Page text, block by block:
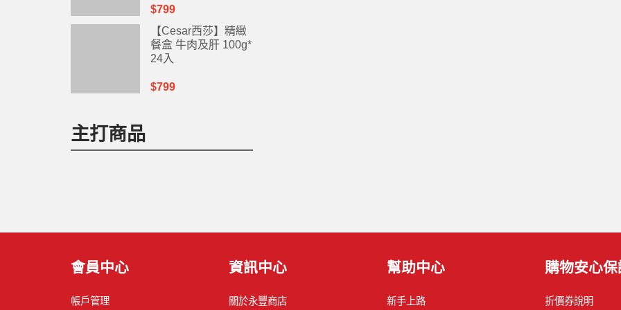
$799
【Cesar西莎】精緻
餐盒 牛肉及肝 100g*
24入
$799
主打商品
會員中心
帳戶管理
資訊中心
關於永豐商店
幫助中心
新手上路
購物安心保
折價券說明